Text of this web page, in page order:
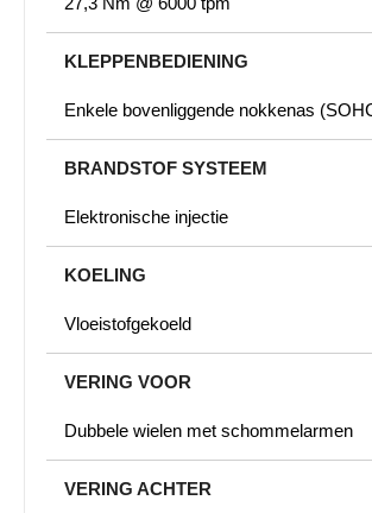
KLEPPENBEDIENING
Enkele bovenliggende nokkenas
BRANDSTOF SYSTEEM
Elektronische injectie
KOELING
Vloeistofgekoeld
VERING VOOR
Dubbele wielen met schommelarmen
VERING ACHTER